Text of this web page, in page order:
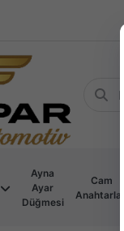
Ayna
Ayar
Düğmesi
Cam
Anahtarları